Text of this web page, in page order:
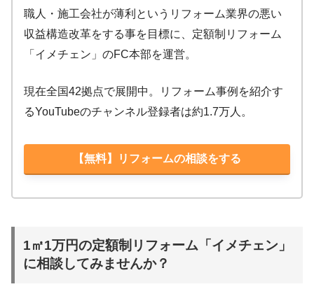
職人・施工会社が薄利というリフォーム業界の悪い
収益構造改革をする事を目標に、定額制リフォーム
「イメチェン」のFC本部を運営。
現在全国42拠点で展開中。リフォーム事例を紹介す
るYouTubeのチャンネル登録者は約1.7万人。
【無料】リフォームの相談をする
1㎡1万円の定額制リフォーム「イメチェン」
に相談してみませんか？